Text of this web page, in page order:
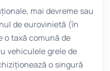
mai devreme sau
de eurovinietă (în
o taxă comună de
vehiculele grele de
o singură